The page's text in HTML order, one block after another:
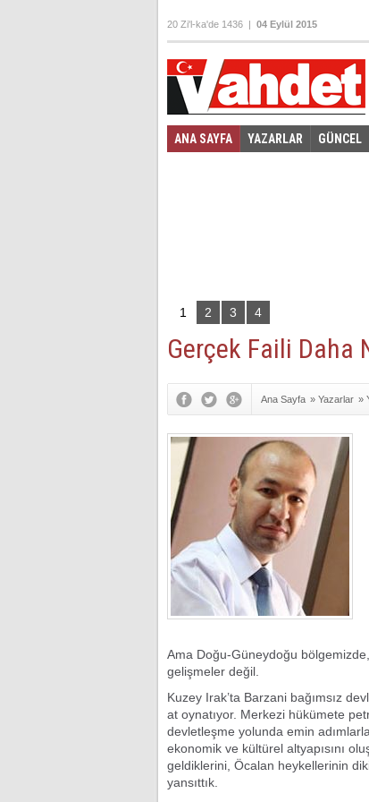
20 Zi'l-ka'de 1436 | 04 Eylül 2015
ANA SAYFA YAZARLAR GÜNCEL
1 2 3 4
Gerçek Faili Daha
Ana Sayfa » Yazarlar »
Ama Doğu-Güneydoğu
gelişmeler değil.
Kuzey Irak’ta Barzani bağımsız
at oynatıyor. Merkezi hükümete
devletleşme yolunda emin
ekonomik ve kültürel altyapısını
geldiklerini, Öcalan heykellerinin
yansıttık.